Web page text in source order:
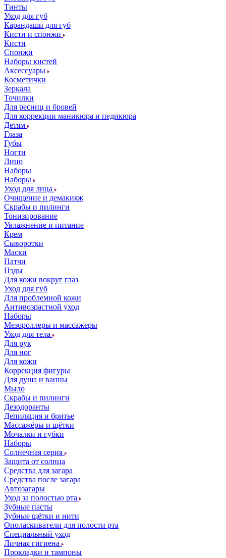
Тинты
Уход для губ
Карандаши для губ
Кисти и спонжи
Кисти
Спонжи
Наборы кистей
Аксессуары
Косметички
Зеркала
Точилки
Для ресниц и бровей
Для коррекции маникюра и педикюра
Детям
Глаза
Губы
Ногти
Лицо
Наборы
Наборы
Уход для лица
Очищение и демакияж
Скрабы и пилинги
Тонизирование
Увлажнение и питание
Крем
Сыворотки
Маски
Патчи
Пэды
Для кожи вокруг глаз
Уход для губ
Для проблемной кожи
Антивозрастной уход
Наборы
Мезороллеры и массажеры
Уход для тела
Для рук
Для ног
Для кожи
Коррекция фигуры
Для душа и ванны
Мыло
Скрабы и пилинги
Дезодоранты
Депиляция и бритье
Массажёры и щётки
Мочалки и губки
Наборы
Солнечная серия
Защита от солнца
Средства для загара
Средства после загара
Автозагары
Уход за полостью рта
Зубные пасты
Зубные щётки и нити
Ополаскиватели для полости рта
Специальный уход
Личная гигиена
Прокладки и тампоны